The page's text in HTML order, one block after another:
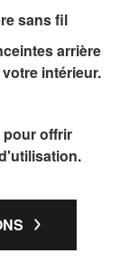
sans fil
arrière
intérieur.
pour offrir